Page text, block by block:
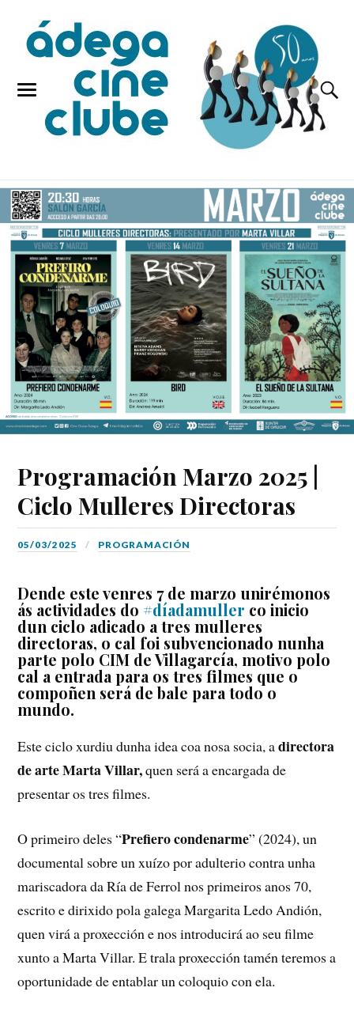
Programación Marzo 2025 |
Ciclo Mulleres Directoras
05/03/2025 PROGRAMACIÓN
Dende este venres 7 de marzo unirémonos
ás actividades do #díadamuller co inicio
dun ciclo adicado a tresmulleres
directoras, o cal foi subvencionado nunha
parte polo CIM de Villagarcía, motivo polo
cal a entrada para os tres filmes que o
compoñen será de bale para todo o
mundo.
Este ciclo xurdiu dunha idea coa nosa socia, adirectora
de arte Marta Villar,quen será a encargada de
presentar os tres filmes.
O primeiro deles “Prefiero condenarme” (2024), un
documental sobre un xuízo por adulterio contra unha
mariscadora da Ría de Ferrol nos primeiros anos 70,
escrito e dirixido pola galega Margarita Ledo Andión,
quen virá a proxección e nos introducirá ao seu filme
xunto a Marta Villar. E trala proxección tamén teremos a
oportunidade de entablar un coloquio con ela.